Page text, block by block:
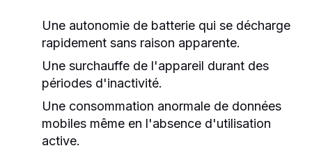
Une autonomie de batterie qui se décharge
rapidement sans raison apparente.
Une surchauffe de l'appareil durant des
périodes d'inactivité.
Une consommation anormale de données
mobiles même en l'absence d'utilisation
active.